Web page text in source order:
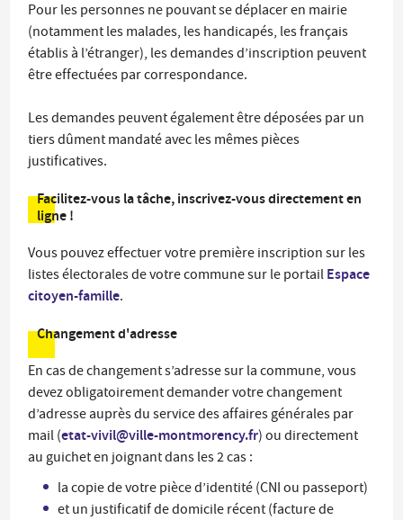
Pour les personnes ne pouvant se déplacer en mairie
(notamment les malades, les handicapés, les français
établis à l’étranger), les demandes d’inscription peuvent
être effectuées par correspondance.
Les demandes peuvent également être déposées par un
tiers dûment mandaté avec les mêmes pièces
justificatives.
Facilitez-vous la tâche, inscrivez-vous directement en
ligne !
Vous pouvez effectuer votre première inscription sur les
listes électorales de votre commune sur le portail Espace
citoyen-famille.
Changement d'adresse
En cas de changement s’adresse sur la commune, vous
devez obligatoirement demander votre changement
d’adresse auprès du service des affaires générales par
mail (etat-vivil@ville-montmorency.fr) ou directement
au guichet en joignant dans les 2 cas :
la copie de votre pièce d’identité (CNI ou passeport)
et un justificatif de domicile récent (facture de